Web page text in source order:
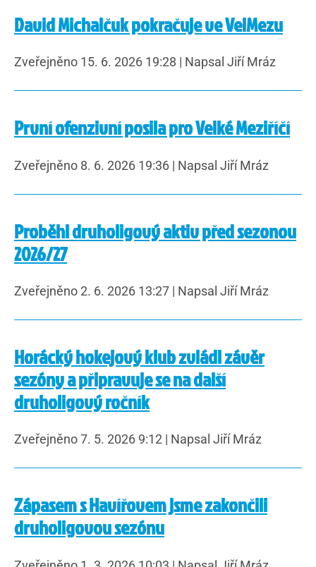
David Michalčuk pokračuje ve VelMezu
Zveřejněno 15. 6. 2026 19:28 | Napsal Jiří Mráz
První ofenzivní posila pro Velké Meziříčí
Zveřejněno 8. 6. 2026 19:36 | Napsal Jiří Mráz
Proběhl druholigový aktiv před sezonou
2026/27
Zveřejněno 2. 6. 2026 13:27 | Napsal Jiří Mráz
Horácký hokejový klub zvládl závěr
sezóny a připravuje se na další
druholigový ročník
Zveřejněno 7. 5. 2026 9:12 | Napsal Jiří Mráz
Zápasem s Havířovem jsme zakončili
druholigovou sezónu